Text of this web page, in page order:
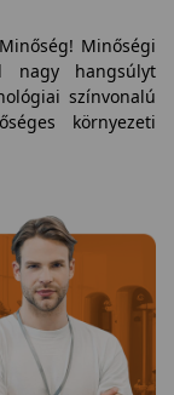
Minőségi
nagy hangsúlyt
színvonalú
környezeti